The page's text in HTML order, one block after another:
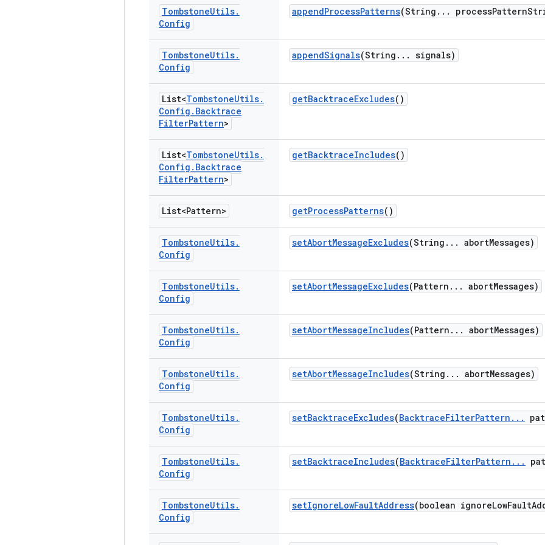
TombstoneUtils.
Config
appendProcessPatterns(String . . . processPattern
TombstoneUtils.
Config
appendSignals(String . . . signals)
List<TombstoneUtils.
Config . Backtrace
FilterPattern>
getBacktraceExcludes()
List<TombstoneUtils.
Config . Backtrace
FilterPattern>
getBacktraceIncludes()
List<Pattern> getProcessPatterns()
TombstoneUtils.
Config
setAbortMessageExcludes(String . . . abortMessages)
TombstoneUtils.
Config
setAbortMessageExcludes(Pattern . . . abortMessages)
TombstoneUtils.
Config
setAbortMessageIncludes(Pattern . . . abortMessages)
TombstoneUtils.
Config
setAbortMessageIncludes(String . . . abortMessages)
TombstoneUtils.
Config
setBacktraceExcludes(BacktraceFilterPattern . . .
TombstoneUtils.
Config
setBacktraceIncludes(BacktraceFilterPattern . . .
TombstoneUtils.
Config
setIgnoreLowFaultAddress(boolean ignoreLowFault